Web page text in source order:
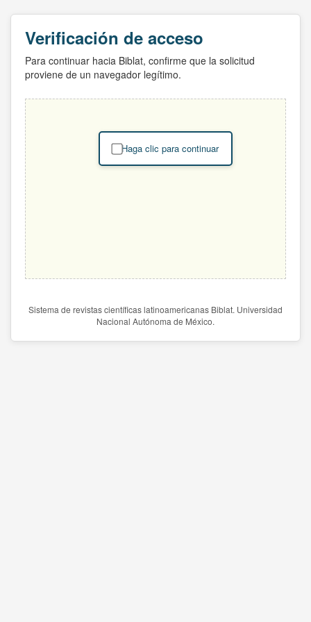
Verificación de acceso
Para continuar hacia Biblat, confirme que la solicitud
proviene de un navegador legítimo.
Haga clic para continuar
Sistema de revistas científicas latinoamericanas Biblat. Universidad
Nacional Autónoma de México.